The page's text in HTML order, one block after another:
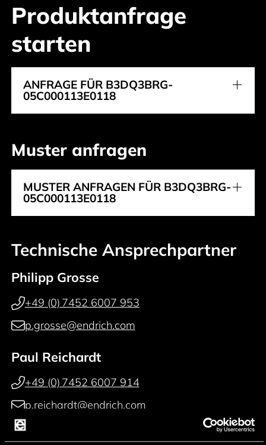
Produktanfrage
starten
ANFRAGE FÜR B3DQ3BRG-
05C000113E0118
Muster anfragen
MUSTER ANFRAGEN FÜR B3DQ3BRG-
05C000113E0118
Technische Ansprechpartner
Philipp Grosse
+49 (0) 7452 6007 953
p.grosse@endrich.com
Paul Reichardt
+49 (0) 7452 6007 914
p.reichardt@endrich.com
Franz Guggenmoos